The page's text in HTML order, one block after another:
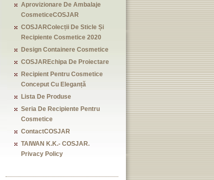
Aprovizionare De Ambalaje
CosmeticeCOSJAR
COSJARColecții De Sticle Și
Recipiente Cosmetice 2020
Design Containere Cosmetice
COSJAREchipa De Proiectare
Recipient Pentru Cosmetice
Conceput Cu Eleganță
Lista De Produse
Seria De Recipiente Pentru
Cosmetice
ContactCOSJAR
TAIWAN K.K.- COSJAR.
Privacy Policy